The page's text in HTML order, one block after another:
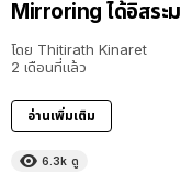
Mirroring ได้อิสระ
โดย Thitirath Kinaret
2 เดือนที่แล้ว
อ่านเพิ่มเติม
6.3k ดู